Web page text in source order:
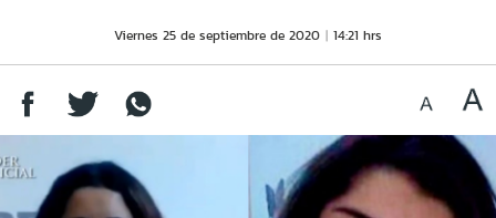
Viernes 25 de septiembre de 2020 14:21 hrs